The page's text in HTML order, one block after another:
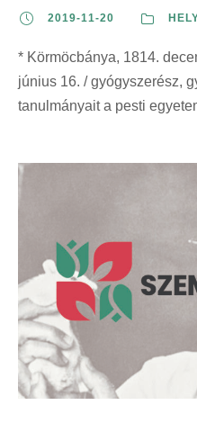
2019-11-20
* Körmöcbánya, 1814.
június 16. / gyógyszerész,
tanulmányait a pesti